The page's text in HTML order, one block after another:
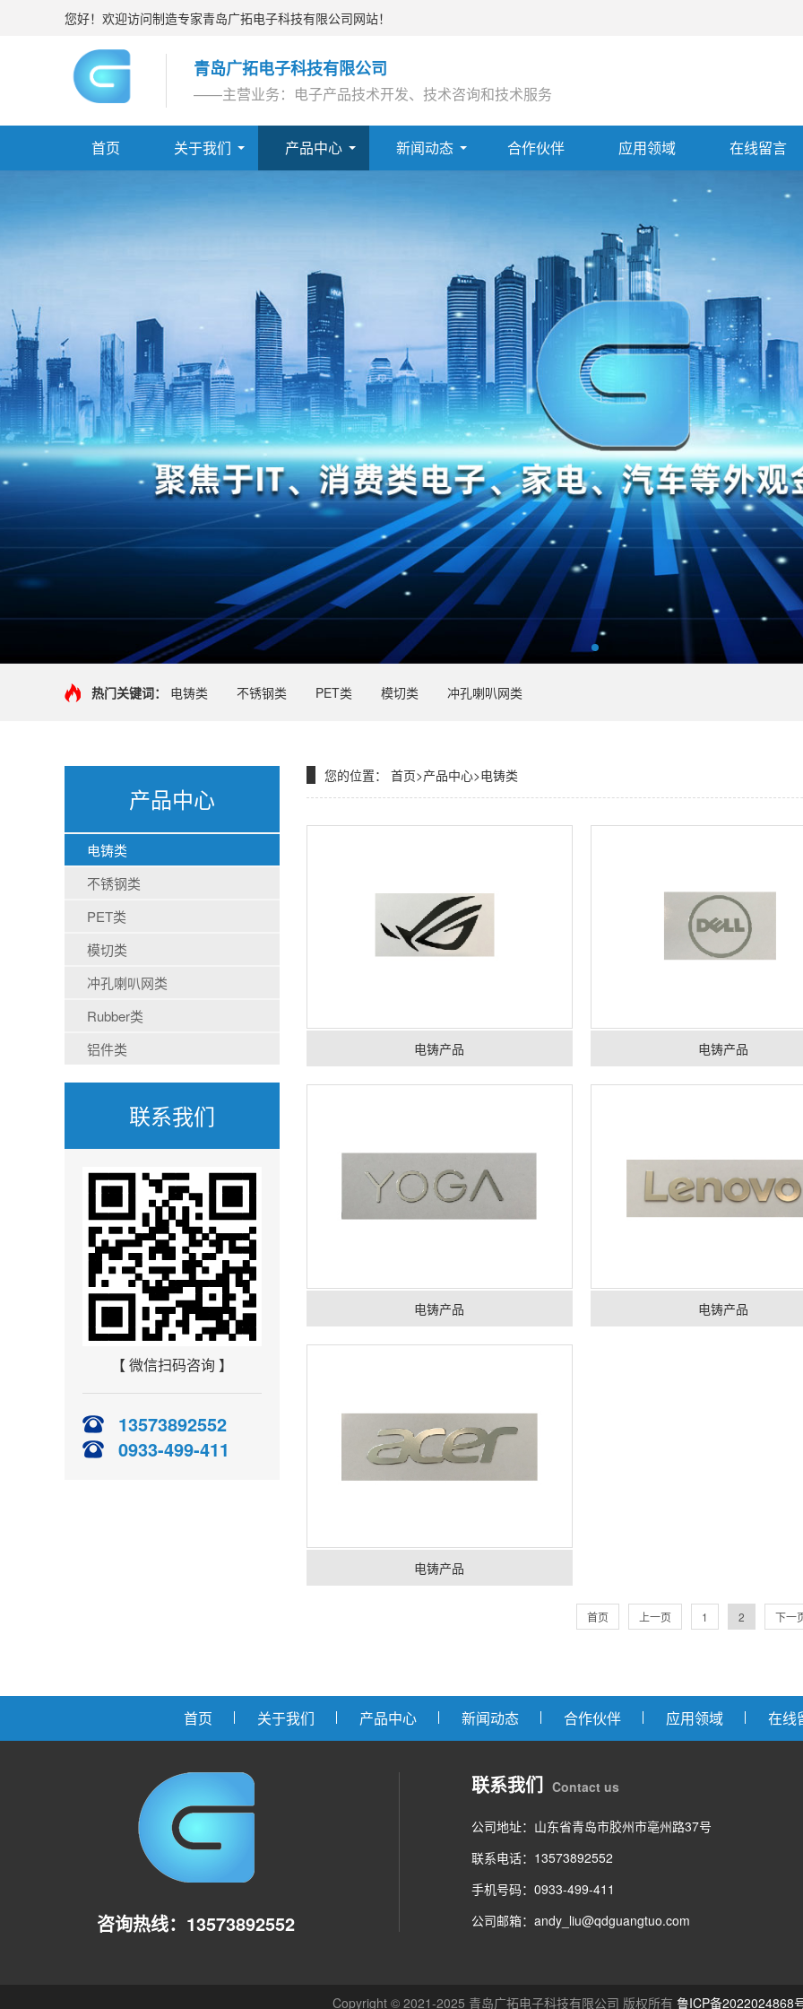
您好！欢迎访问制造专家青岛广拓电子科技有限公司网站！
青岛广拓电子科技有限公司
——主营业务：电子产品技术开发、技术咨询和技术服务
首页 关于我们 产品中心 新闻动态 合作伙伴 应用领域 在线留言
热门关键词： 电铸类 不锈钢类 PET类 模切类 冲孔喇叭网类
产品中心
电铸类
不锈钢类
PET类
模切类
冲孔喇叭网类
Rubber类
铝件类
联系我们
【 微信扫码咨询 】
13573892552
0933-499-411
您的位置： 首页>产品中心>电铸类
电铸产品 电铸产品
电铸产品 电铸产品
电铸产品
首页 上一页 1 2 下一
首页 关于我们 产品中心 新闻动态 合作伙伴 应用领域 在线
咨询热线：13573892552
联系我们 Contact us
公司地址：山东省青岛市胶州市亳州路37号
联系电话：13573892552
手机号码：0933-499-411
公司邮箱：andy_liu@qdguangtuo.com
Copyright © 2021-2025 青岛广拓电子科技有限公司 版权所有 鲁ICP备2022024868